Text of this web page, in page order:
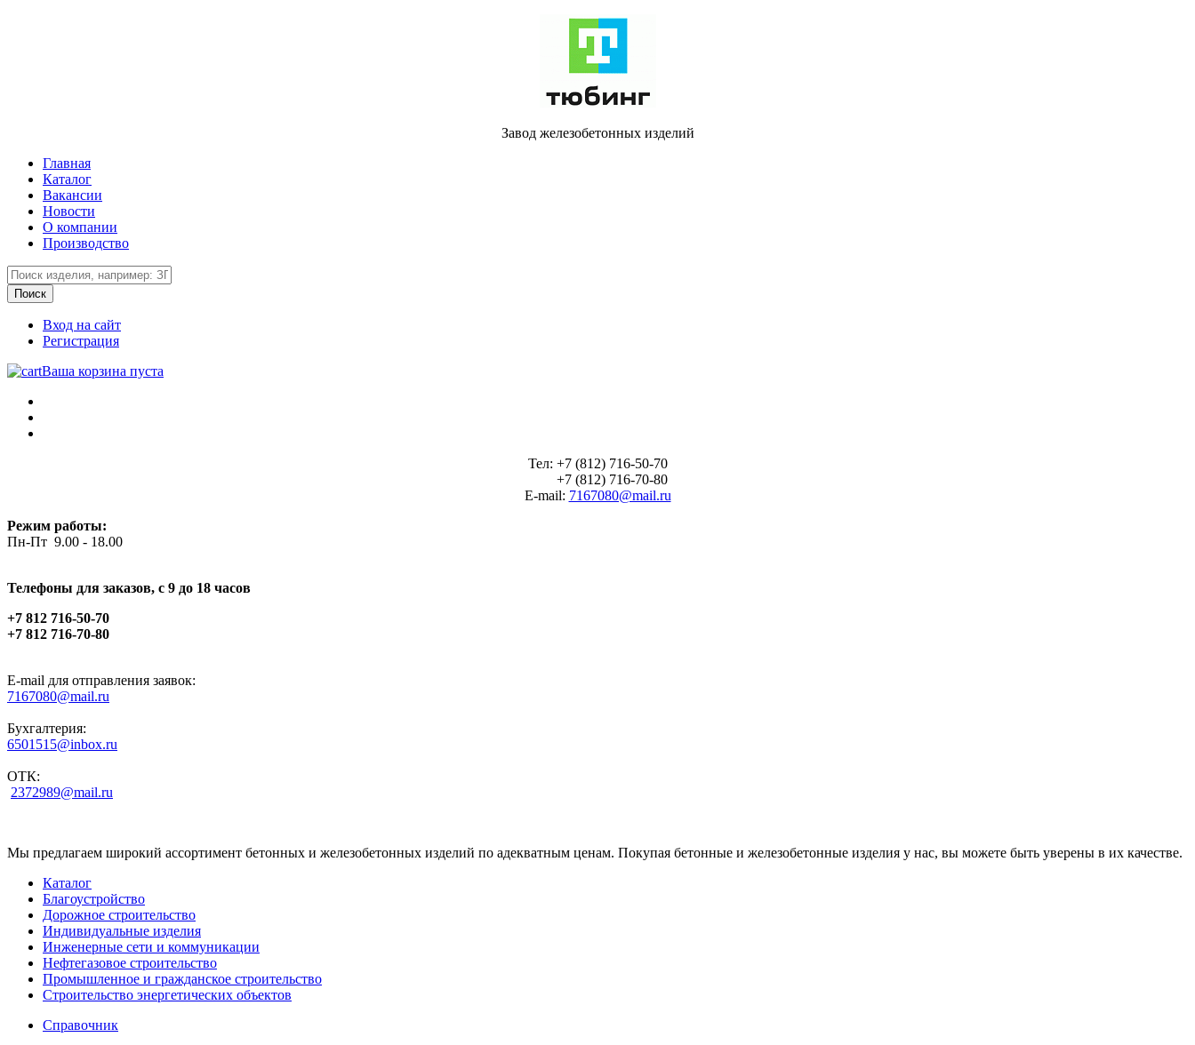
Завод железобетонных изделий
Главная
Каталог
Вакансии
Новости
О компании
Производство
Вход на сайт
Регистрация
Ваша корзина пуста
Тел: +7 (812) 716-50-70
+7 (812) 716-70-80
E-mail: 7167080@mail.ru
Режим работы:
Пн-Пт 9.00 - 18.00
Телефоны для заказов, c 9 до 18 часов
+7 812 716-50-70
+7 812 716-70-80
E-mail для отправления заявок:
7167080@mail.ru
Бухгалтерия:
6501515@inbox.ru
ОТК:
2372989@mail.ru
Мы предлагаем широкий ассортимент бетонных и железобетонных изделий по адекватным ценам. Покупая бетонные и железобетонные изделия у нас, вы можете быть уверены в их качестве.
Каталог
Благоустройство
Дорожное строительство
Индивидуальные изделия
Инженерные сети и коммуникации
Нефтегазовое строительство
Промышленное и гражданское строительство
Строительство энергетических объектов
Справочник